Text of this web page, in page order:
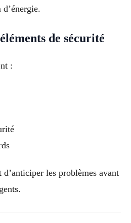
de sécurité
:
les problèmes avant